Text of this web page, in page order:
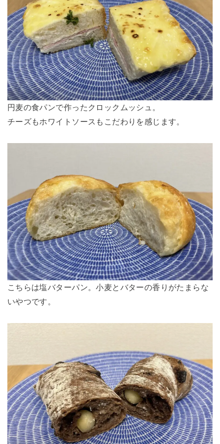
円麦の食パンで作ったクロックムッシュ。
チーズもホワイトソースもこだわりを感じます。
こちらは塩バターパン。小麦とバターの香りがたまらな
いやつです。